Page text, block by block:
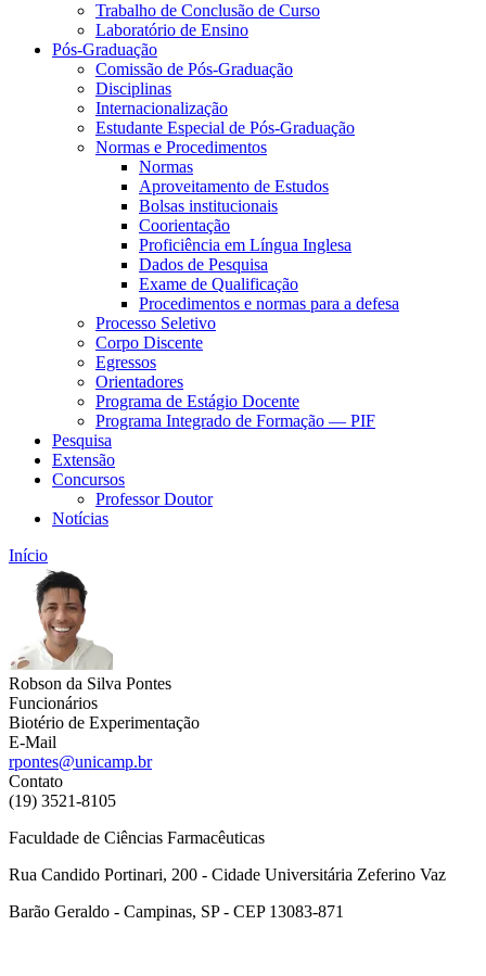
Trabalho de Conclusão de Curso
Laboratório de Ensino
Pós-Graduação
Comissão de Pós-Graduação
Disciplinas
Internacionalização
Estudante Especial de Pós-Graduação
Normas e Procedimentos
Normas
Aproveitamento de Estudos
Bolsas institucionais
Coorientação
Proficiência em Língua Inglesa
Dados de Pesquisa
Exame de Qualificação
Procedimentos e normas para a defesa
Processo Seletivo
Corpo Discente
Egressos
Orientadores
Programa de Estágio Docente
Programa Integrado de Formação — PIF
Pesquisa
Extensão
Concursos
Professor Doutor
Notícias
Início
Robson da Silva Pontes
Funcionários
Biotério de Experimentação
E-Mail
rpontes@unicamp.br
Contato
(19) 3521-8105
Faculdade de Ciências Farmacêuticas
Rua Candido Portinari, 200 - Cidade Universitária Zeferino Vaz
Barão Geraldo - Campinas, SP - CEP 13083-871